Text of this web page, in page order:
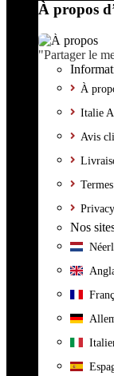
À propos
"Partager le
À
Italie
Avis
Termes
Privacy
Nos